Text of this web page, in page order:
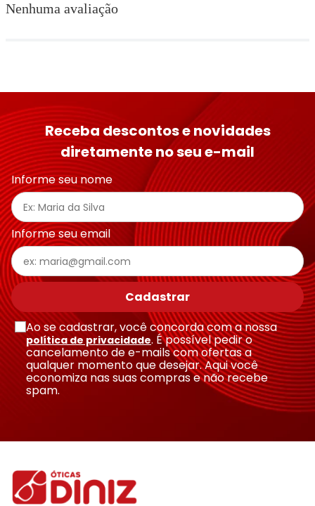
Nenhuma avaliação
Receba descontos e novidades
diretamente no seu e-mail
Informe seu nome
Informe seu email
Cadastrar
Ao se cadastrar, você concorda com a nossa
política de privacidade. É possível pedir o
cancelamento de e-mails com ofertas a
qualquer momento que desejar. Aqui você
economiza nas suas compras e não recebe
spam.